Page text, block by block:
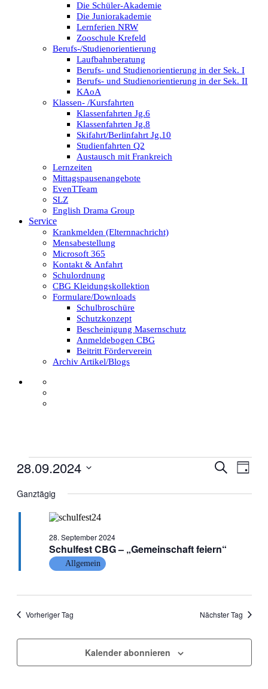
Die Schüler-Akademie
Die Juniorakademie
Lernferien NRW
Zooschule Krefeld
Berufs-/Studienorientierung
Laufbahnberatung
Berufs- und Studienorientierung in der Sek. I
Berufs- und Studienorientierung in der Sek. II
KAoA
Klassen- /Kursfahrten
Klassenfahrten Jg.6
Klassenfahrten Jg.8
Skifahrt/Berlinfahrt Jg.10
Studienfahrten Q2
Austausch mit Frankreich
Lernzeiten
Mittagspausenangebote
EvenTTeam
SLZ
English Drama Group
Service
Krankmelden (Elternnachricht)
Mensabestellung
Microsoft 365
Kontakt & Anfahrt
Schulordnung
CBG Kleidungskollektion
Formulare/Downloads
Schulbroschüre
Schutzkonzept
Bescheinigung Masernschutz
Anmeldebogen CBG
Beitritt Förderverein
Archiv Artikel/Blogs
Veranstaltungen
28.
September
und
Suche
Tag
28.09.2024
wählen.
Ganztägig
Schulfest CBG – „Gemeinschaft feiern“
28. September 2024
Allgemein
Vorheriger Tag Nächster Tag
Kalender abonnieren